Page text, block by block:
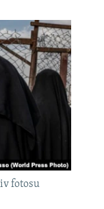
fotosu